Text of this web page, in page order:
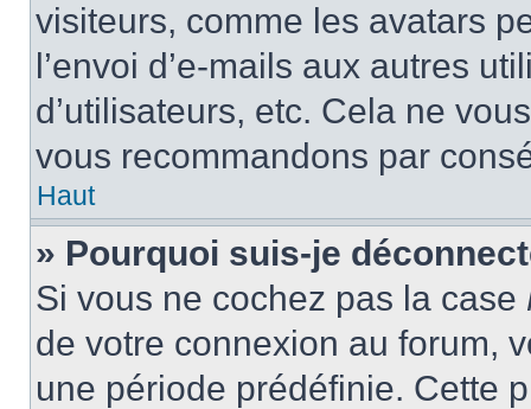
visiteurs, comme les avatars
l’envoi d’e-mails aux autres
d’utilisateurs, etc. Cela ne
vous recommandons par
Haut
» Pourquoi suis-je
Si vous ne cochez pas la case
de votre connexion au forum,
une période prédéfinie. Cette